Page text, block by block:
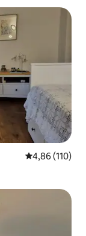
Gemiddelde
4,86 (110)